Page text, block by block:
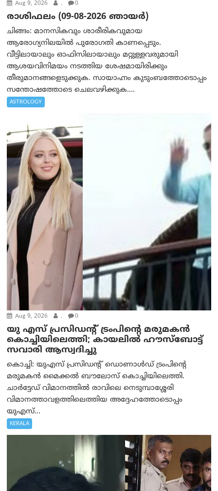
Aug 9, 2026 . 0
രാശിഫലം (09-08-2026 ഞായര്‍)
ചിങ്ങം: മാനസികവും ശാരീരികവുമായ
ആരോഗ്യനിലയിൽ പുരോഗതി കാണപ്പെടും.
വീട്ടിലായാലും ഓഫിസിലായാലും മറ്റുള്ളവരുമായി
ആശയവിനിമയം നടത്തിയ ശേഷമായിരിക്കും
തീരുമാനങ്ങളെടുക്കുക. സായാഹ്നം കുടുംബത്തോടൊപ്പം
സന്തോഷത്തോടെ ചെലവഴിക്കുക....
ASTROLOGY
Aug 9, 2026 . 0
യു എസ് പ്രസിഡന്റ് ട്രംപിന്റെ മരുമകൻ
കൊച്ചിയിലെത്തി; കായലിൽ ഹൗസ്ബോട്ട്
സവാരി ആസ്വദിച്ചു
കൊച്ചി: യുഎസ് പ്രസിഡന്റ് ഡൊണാൾഡ് ട്രംപിന്റെ
മരുമകൻ മൈക്കൽ ബൗലോസ് കൊച്ചിയിലെത്തി.
ചാർട്ടേഡ് വിമാനത്തിൽ രാവിലെ നെടുമ്പാശ്ശേരി
വിമാനത്താവളത്തിലെത്തിയ അദ്ദേഹത്തോടൊപ്പം
യുഎസ്...
KERALA